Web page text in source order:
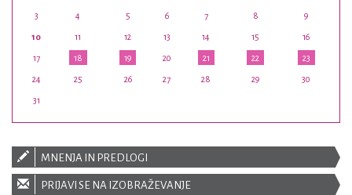
3 4 5 6 7 8 9
10 11 12 13 14 15 16
17 18 19 20 21 22 23
24 25 26 27 28 29 30
31
MNENJA IN PREDLOGI
PRIJAVI SE NA IZOBRAŽEVANJE